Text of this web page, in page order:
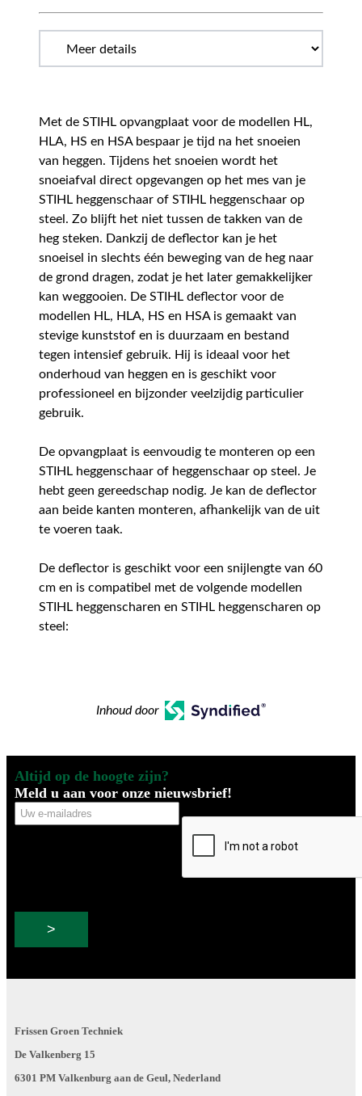
Met de STIHL opvangplaat voor de modellen HL,
HLA, HS en HSA bespaar je tijd na het snoeien
van heggen. Tijdens het snoeien wordt het
snoeiafval direct opgevangen op het mes van je
STIHL heggenschaar of STIHL heggenschaar op
steel. Zo blijft het niet tussen de takken van de
heg steken. Dankzij de deflector kan je het
snoeisel in slechts één beweging van de heg naar
de grond dragen, zodat je het later gemakkelijker
kan weggooien. De STIHL deflector voor de
modellen HL, HLA, HS en HSA is gemaakt van
stevige kunststof en is duurzaam en bestand
tegen intensief gebruik. Hij is ideaal voor het
onderhoud van heggen en is geschikt voor
professioneel en bijzonder veelzijdig particulier
gebruik.
De opvangplaat is eenvoudig te monteren op een
STIHL heggenschaar of heggenschaar op steel. Je
hebt geen gereedschap nodig. Je kan de deflector
aan beide kanten monteren, afhankelijk van de uit
te voeren taak.
De deflector is geschikt voor een snijlengte van 60
cm en is compatibel met de volgende modellen
STIHL heggenscharen en STIHL heggenscharen op
steel:
Inhoud door
Altijd op de hoogte zijn?
Meld u aan voor onze nieuwsbrief!
Uw
e-
Frissen Groen Techniek
De Valkenberg 15
6301 PM Valkenburg aan de Geul, Nederland